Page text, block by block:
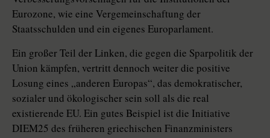
Eurozone, wie eine Vergemeinschaftung der
Staatsschulden und ein eigenes Europarlament.
Ein großer Teil der Linken, die gegen die Sparpolitik der
Union kämpfen, vertritt dennoch weiter die positive
Losung eines „anderen Europas“, das demokratischer,
sozialer und ökologischer sein soll als die real
existierende EU. Ein gutes Beispiel ist die Initiative
DIEM25 des früheren griechischen Finanzministers